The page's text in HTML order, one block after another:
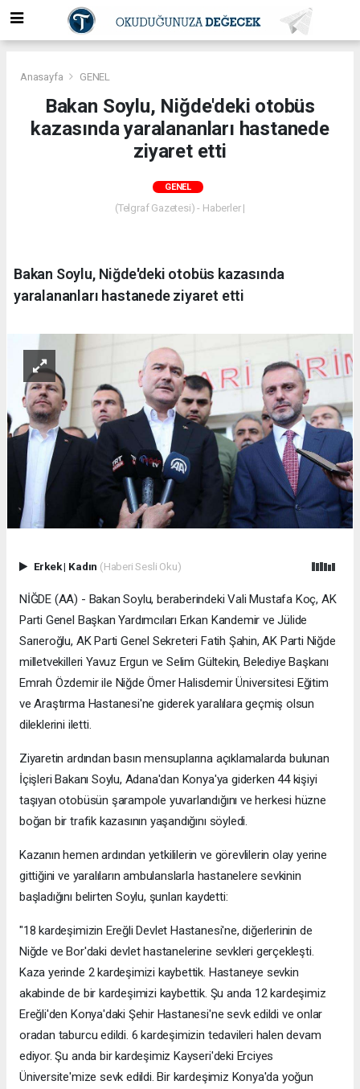
Anasayfa GENEL
Bakan Soylu, Niğde'deki otobüs
kazasında yaralananları hastanede
ziyaret etti
GENEL
(Telgraf Gazetesi) - Haberler |
Bakan Soylu, Niğde'deki otobüs kazasında
yaralananları hastanede ziyaret etti
Erkek| Kadın (Haberi Sesli Oku)
NİĞDE (AA) - Bakan Soylu, beraberindeki Vali Mustafa Koç, AK
Parti Genel Başkan Yardımcıları Erkan Kandemir ve Jülide
Sarıeroğlu, AK Parti Genel Sekreteri Fatih Şahin, AK Parti Niğde
milletvekilleri Yavuz Ergun ve Selim Gültekin, Belediye Başkanı
Emrah Özdemir ile Niğde Ömer Halisdemir Üniversitesi Eğitim
ve Araştırma Hastanesi'ne giderek yaralılara geçmiş olsun
dileklerini iletti.
Ziyaretin ardından basın mensuplarına açıklamalarda bulunan
İçişleri Bakanı Soylu, Adana'dan Konya'ya giderken 44 kişiyi
taşıyan otobüsün şarampole yuvarlandığını ve herkesi hüzne
boğan bir trafik kazasının yaşandığını söyledi.
Kazanın hemen ardından yetkililerin ve görevlilerin olay yerine
gittiğini ve yaralıların ambulanslarla hastanelere sevkinin
başladığını belirten Soylu, şunları kaydetti:
"18 kardeşimizin Ereğli Devlet Hastanesi'ne, diğerlerinin de
Niğde ve Bor'daki devlet hastanelerine sevkleri gerçekleşti.
Kaza yerinde 2 kardeşimizi kaybettik. Hastaneye sevkin
akabinde de bir kardeşimizi kaybettik. Şu anda 12 kardeşimiz
Ereğli'den Konya'daki Şehir Hastanesi'ne sevk edildi ve onlar
oradan taburcu edildi. 6 kardeşimizin tedavileri halen devam
ediyor. Şu anda bir kardeşimiz Kayseri'deki Erciyes
Üniversite'mize sevk edildi. Bir kardeşimiz Konya'da yoğun